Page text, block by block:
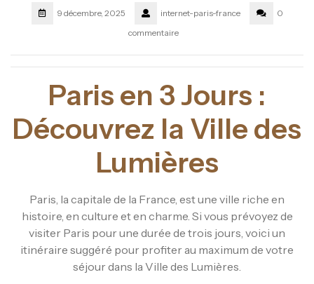
9 décembre, 2025 internet-paris-france
0
commentaire
Paris en 3 Jours :
Découvrez la Ville des
Lumières
Paris, la capitale de la France, est une ville riche en
histoire, en culture et en charme. Si vous prévoyez de
visiter Paris pour une durée de trois jours, voici un
itinéraire suggéré pour profiter au maximum de votre
séjour dans la Ville des Lumières.